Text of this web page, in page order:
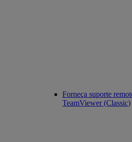
Forneça suporte
TeamViewer (Classic)